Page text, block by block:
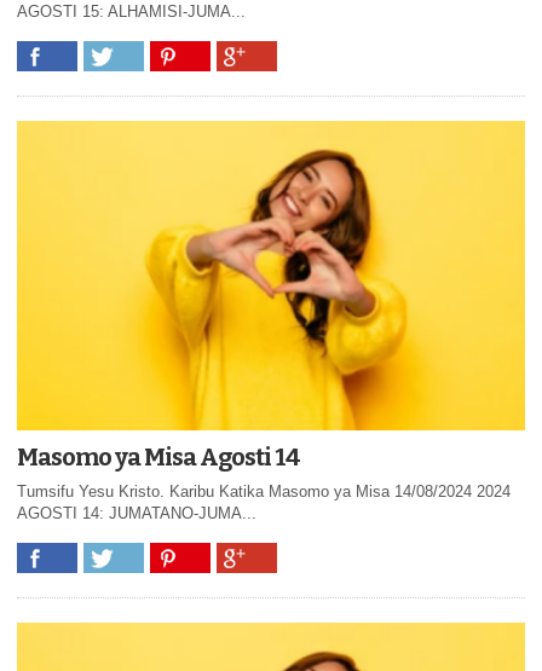
AGOSTI 15: ALHAMISI-JUMA...
Masomo ya Misa Agosti 14
Tumsifu Yesu Kristo. Karibu Katika Masomo ya Misa 14/08/2024 2024
AGOSTI 14: JUMATANO-JUMA...